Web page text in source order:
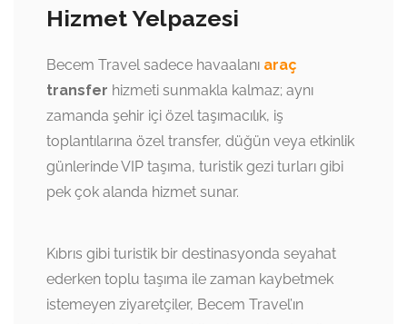
Hizmet Yelpazesi
Becem Travel sadece havaalanı araç
transfer hizmeti sunmakla kalmaz; aynı
zamanda şehir içi özel taşımacılık, iş
toplantılarına özel transfer, düğün veya etkinlik
günlerinde VIP taşıma, turistik gezi turları gibi
pek çok alanda hizmet sunar.
Kıbrıs gibi turistik bir destinasyonda seyahat
ederken toplu taşıma ile zaman kaybetmek
istemeyen ziyaretçiler, Becem Travel’ın